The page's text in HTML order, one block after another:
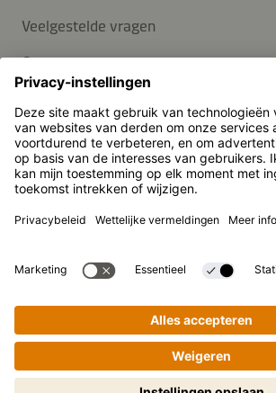
Stapsgewijs koken gemakkelijk
Veelgestelde vragen
Contact
Pers
Kikkoman is een geregistreerd
Corporation, Japan.
Theodorstraße 180, 40472
Opgenomen in het handelsregister bij
Privacy-instellingen
Wettelijke kennisgeving